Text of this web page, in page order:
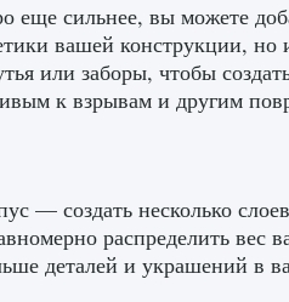
​​еще сильнее, вы можете
вашей конструкции,
или заборы, чтобы
к взрывам и другим
— создать несколько
распределить вес
деталей и украшений в